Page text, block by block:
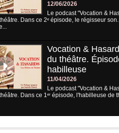
12/06/2026
Le podcast "Vocation &
Dans ce 2ᵉ épisode, le régisseur
Vocation &
du théâtre.
habilleuse
11/04/2026
Le podcast "Vocation &
Dans ce 1ᵉʳ épisode, l'habilleuse de